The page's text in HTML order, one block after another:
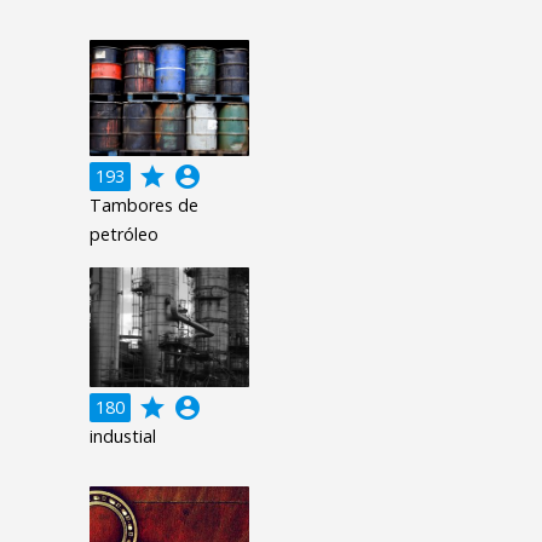
193 grade account_circle
Tambores de
petróleo
180 grade account_circle
industial